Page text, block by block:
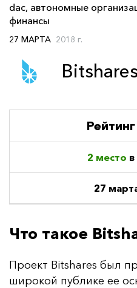
dac, автономные
финансы
27 МАРТА 2018 г.
Bitshares
Рейтинг
2 место
27
Что такое
Про­ект Bitshares был
ши­ро­кой пуб­ли­ке ее